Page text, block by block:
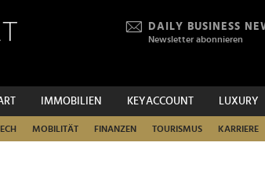
DAILY BUSINESS
Newsletter abonnieren
IMMOBILIEN KEYACCOUNT LUXURY
MOBILITÄT FINANZEN TOURISMUS KARRIERE